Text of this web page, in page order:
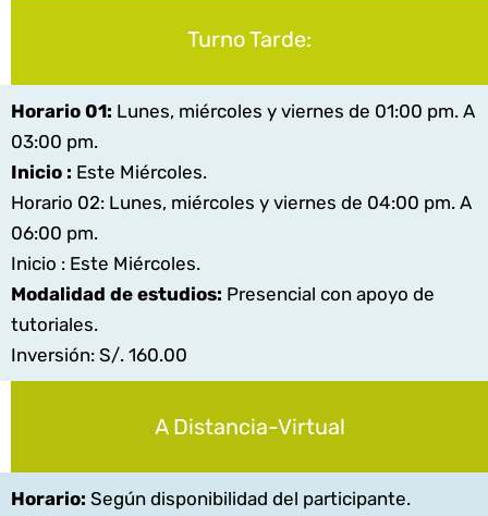
Turno Tarde:
Horario 01: Lunes, miércoles y viernes de 01:00 pm. A
03:00 pm.
Inicio : Este Miércoles.
Horario 02: Lunes, miércoles y viernes de 04:00 pm. A
06:00 pm.
Inicio : Este Miércoles.
Modalidad de estudios: Presencial con apoyo de
tutoriales.
Inversión: S/. 160.00
A Distancia-Virtual
Horario: Según disponibilidad del participante.